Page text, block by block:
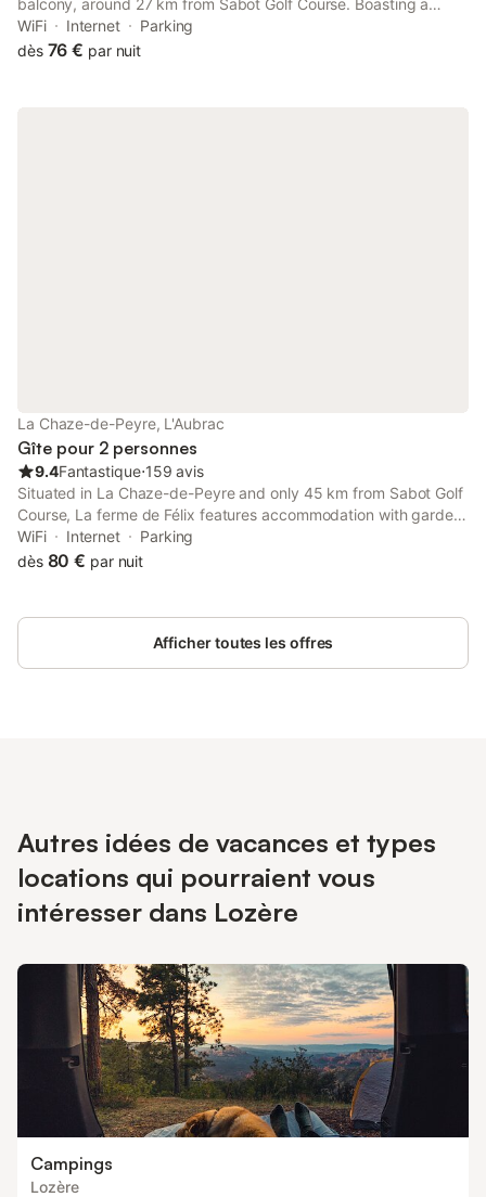
balcony, around 27 km from Sabot Golf Course. Boasting a
shared kitchen, this property also provides guests with a picnic
area.
WiFi Internet
Parking
dès 76 € par nuit
La Chaze-de-Peyre, L'Aubrac
Gîte pour 2 personnes
9.4Fantastique⋅159 avis
Situated in La Chaze-de-Peyre and only 45 km from Sabot Golf
Course, La ferme de Félix features accommodation with garden
views, free WiFi and free private parking. This guest house has
a garden.
WiFi Internet
Parking
dès 80 € par nuit
Afficher toutes les offres
Autres idées de vacances et types
locations qui pourraient vous
intéresser dans Lozère
Campings
Lozère